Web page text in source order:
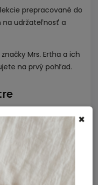
prepracované do
udržateľnosť a
Mrs. Ertha a ich
na prvý pohľad.
doplnky
15% elastán
×